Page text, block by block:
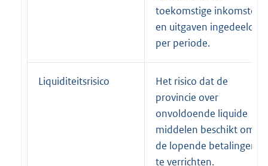
toekomstige inkomsten
en uitgaven ingedeeld
per periode.
Liquiditeitsrisico
Het risico dat de
provincie over
onvoldoende liquide
middelen beschikt om
de lopende betalingen
te verrichten.